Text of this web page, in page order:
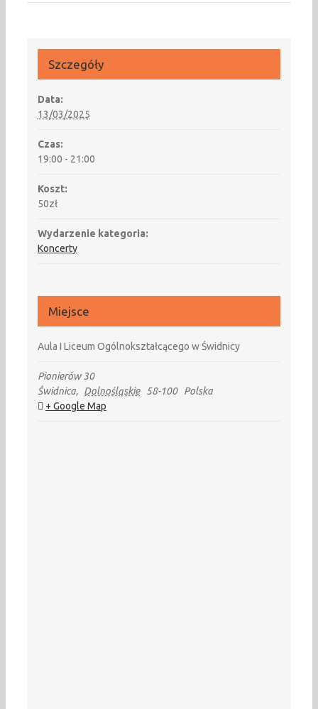
Szczegóły
Data:
13/03/2025
Czas:
19:00 - 21:00
Koszt:
50zł
Wydarzenie kategoria:
Koncerty
Miejsce
Aula I Liceum Ogólnokształcącego w Świdnicy
Pionierów 30
Świdnica, Dolnośląskie 58-100
Polska
+ Google Map